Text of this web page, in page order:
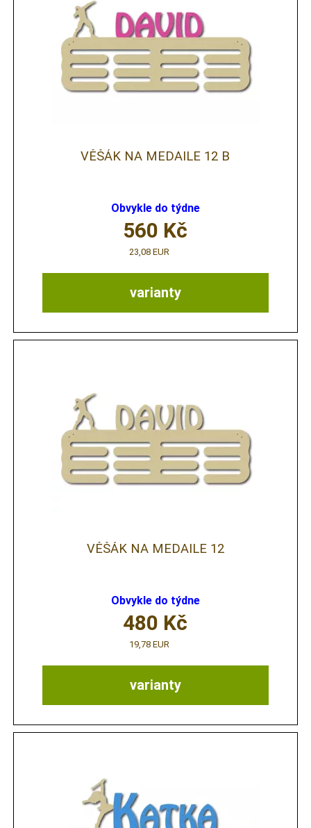
VĚŠÁK NA MEDAILE 12 B
Obvykle do týdne
varianty
560 Kč
23,08 EUR
VĚŠÁK NA MEDAILE 12
Obvykle do týdne
varianty
480 Kč
19,78 EUR